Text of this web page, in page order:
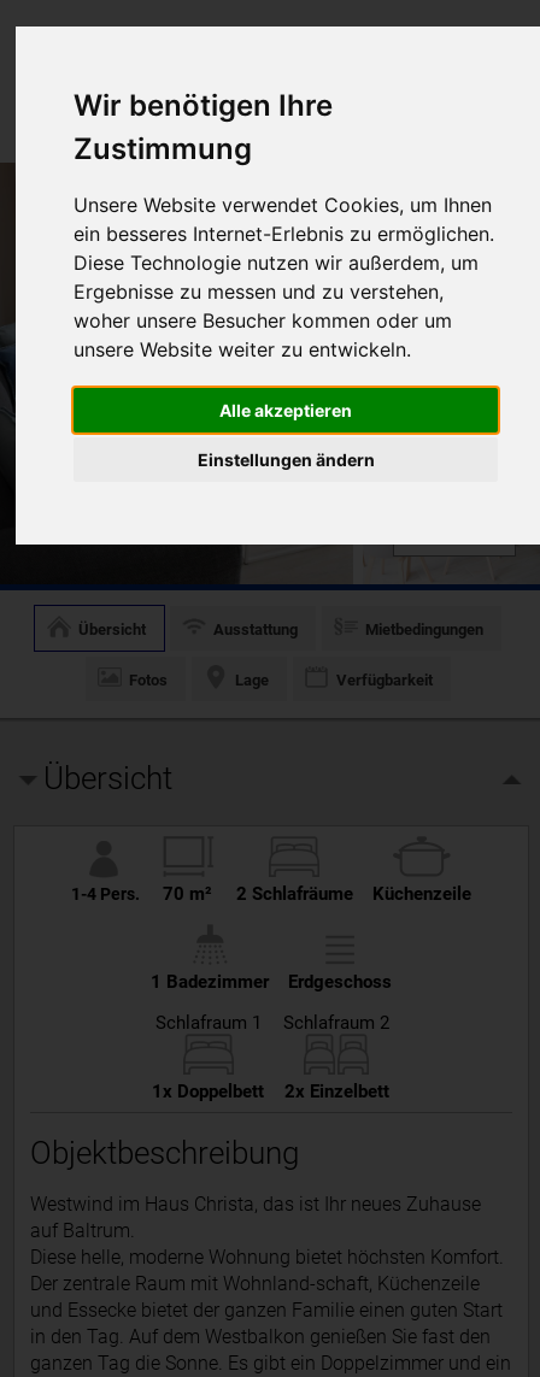
Wir benötigen Ihre
Zustimmung
Unsere Website verwendet Cookies, um Ihnen
ein besseres Internet-Erlebnis zu ermöglichen.
Diese Technologie nutzen wir außerdem, um
Ergebnisse zu messen und zu verstehen,
woher unsere Besucher kommen oder um
unsere Website weiter zu entwickeln.
Alle akzeptieren
Einstellungen ändern
Übersicht Ausstattung Mietbedingungen
Fotos Lage Verfügbarkeit
Übersicht
1-4 Pers. 70 m² 2 Schlafräume Küchenzeile
1 Badezimmer
Erdgeschoss
Schlafraum 1
1x Doppelbett
Schlafraum 2
2x Einzelbett
Objektbeschreibung
Westwind im Haus Christa, das ist Ihr neues Zuhause
auf Baltrum.
Diese helle, moderne Wohnung bietet höchsten Komfort.
Der zentrale Raum mit Wohnland-schaft, Küchenzeile
und Essecke bietet der ganzen Familie einen guten Start
in den Tag. Auf dem Westbalkon genießen Sie fast den
ganzen Tag die Sonne. Es gibt ein Doppelzimmer und ein